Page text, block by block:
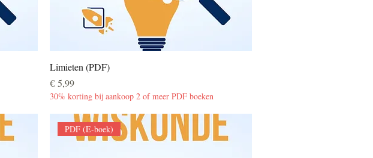
Limieten (PDF)
Prijs
€ 5,99
30% korting bij aankoop 2 of meer PDF boeken
PDF (E-boek)